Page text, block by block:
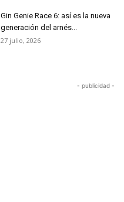
Gin Genie Race 6: así es la nueva
generación del arnés...
27 julio, 2026
- publicidad -